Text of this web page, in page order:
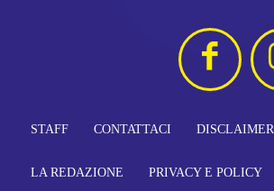
STAFF CONTATTACI DISCLAIMER
LA REDAZIONE PRIVACY E POLICY